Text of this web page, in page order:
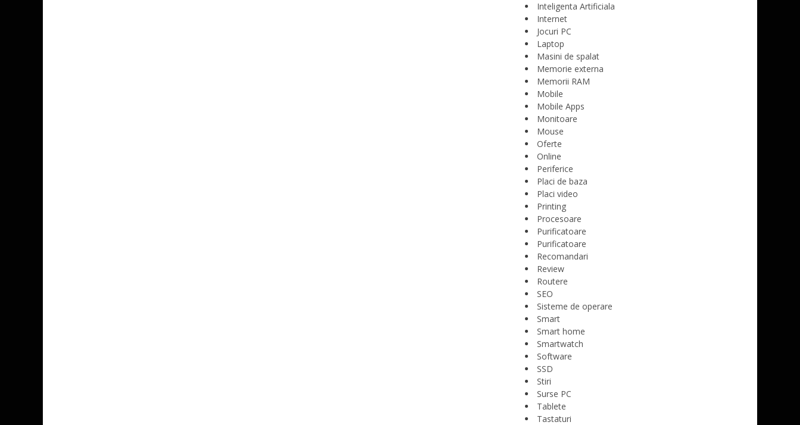
Inteligenta Artificiala
Internet
Jocuri PC
Laptop
Masini de spalat
Memorie externa
Memorii RAM
Mobile
Mobile Apps
Monitoare
Mouse
Oferte
Online
Periferice
Placi de baza
Placi video
Printing
Procesoare
Purificatoare
Purificatoare
Recomandari
Review
Routere
SEO
Sisteme de operare
Smart
Smart home
Smartwatch
Software
SSD
Stiri
Surse PC
Tablete
Tastaturi